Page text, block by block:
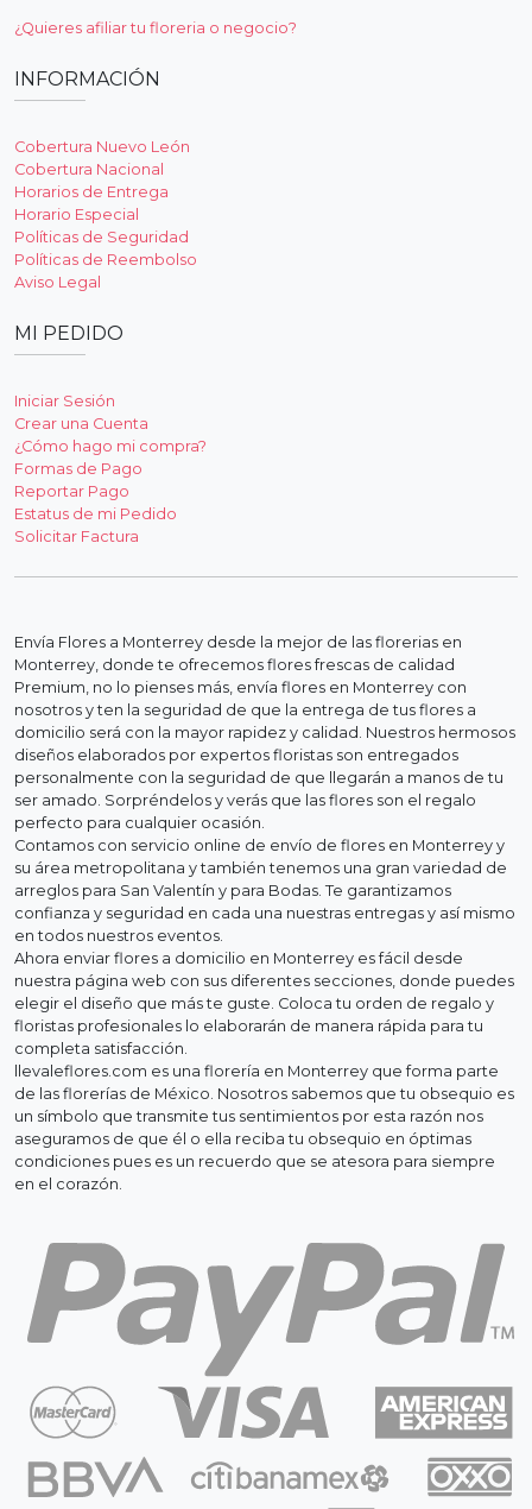
¿Quieres afiliar tu floreria o negocio?
INFORMACIÓN
Cobertura Nuevo León
Cobertura Nacional
Horarios de Entrega
Horario Especial
Políticas de Seguridad
Políticas de Reembolso
Aviso Legal
MI PEDIDO
Iniciar Sesión
Crear una Cuenta
¿Cómo hago mi compra?
Formas de Pago
Reportar Pago
Estatus de mi Pedido
Solicitar Factura
Envía Flores a Monterrey desde la mejor de las florerias en
Monterrey, donde te ofrecemos flores frescas de calidad
Premium, no lo pienses más, envía flores en Monterrey con
nosotros y ten la seguridad de que la entrega de tus flores a
domicilio será con la mayor rapidez y calidad. Nuestros hermosos
diseños elaborados por expertos floristas son entregados
personalmente con la seguridad de que llegarán a manos de tu
ser amado. Sorpréndelos y verás que las flores son el regalo
perfecto para cualquier ocasión.
Contamos con servicio online de envío de flores en Monterrey y
su área metropolitana y también tenemos una gran variedad de
arreglos para San Valentín y para Bodas. Te garantizamos
confianza y seguridad en cada una nuestras entregas y así mismo
en todos nuestros eventos.
Ahora enviar flores a domicilio en Monterrey es fácil desde
nuestra página web con sus diferentes secciones, donde puedes
elegir el diseño que más te guste. Coloca tu orden de regalo y
floristas profesionales lo elaborarán de manera rápida para tu
completa satisfacción.
llevaleflores.com es una florería en Monterrey que forma parte
de las florerías de México. Nosotros sabemos que tu obsequio es
un símbolo que transmite tus sentimientos por esta razón nos
aseguramos de que él o ella reciba tu obsequio en óptimas
condiciones pues es un recuerdo que se atesora para siempre
en el corazón.